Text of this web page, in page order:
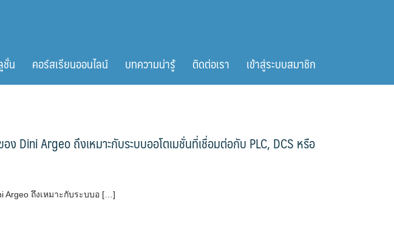
น คอร์สเรียนออนไลน์ บทความน่ารู้ ติดต่อเรา เข้าสู่ระบบสมาชิก
Dini Argeo ถึงเหมาะกับระบบออโตเมชั่นที่เชื่อมต่อกับ PLC, DCS หรือ
Argeo ถึงเหมาะกับระบบอ […]